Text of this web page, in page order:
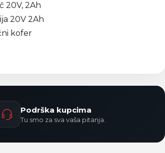
20V, 2Ah
20V 2Ah
kofer
Podrška kupcima
Tu smo za sva vaša pitanja.